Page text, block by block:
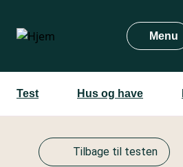
hovedindhold
Menu
Test Hus og have
Tilbage til testen